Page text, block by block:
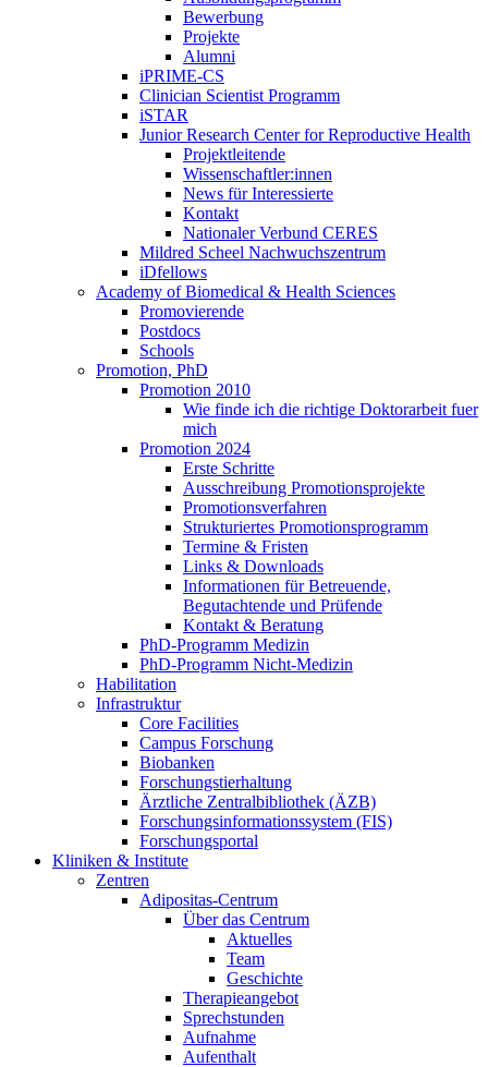
Bewerbung
Projekte
Alumni
iPRIME-CS
Clinician Scientist Programm
iSTAR
Junior Research Center for Reproductive Health
Projektleitende
Wissenschaftler:innen
News für Interessierte
Kontakt
Nationaler Verbund CERES
Mildred Scheel Nachwuchszentrum
iDfellows
Academy of Biomedical & Health Sciences
Promovierende
Postdocs
Schools
Promotion, PhD
Promotion 2010
Wie finde ich die richtige Doktorarbeit fuer
mich
Promotion 2024
Erste Schritte
Ausschreibung Promotionsprojekte
Promotionsverfahren
Strukturiertes Promotionsprogramm
Termine & Fristen
Links & Downloads
Informationen für Betreuende,
Begutachtende und Prüfende
Kontakt & Beratung
PhD-Programm Medizin
PhD-Programm Nicht-Medizin
Habilitation
Infrastruktur
Core Facilities
Campus Forschung
Biobanken
Forschungstierhaltung
Ärztliche Zentralbibliothek (ÄZB)
Forschungsinformationssystem (FIS)
Forschungsportal
Kliniken & Institute
Zentren
Adipositas-Centrum
Über das Centrum
Aktuelles
Team
Geschichte
Therapieangebot
Sprechstunden
Aufnahme
Aufenthalt